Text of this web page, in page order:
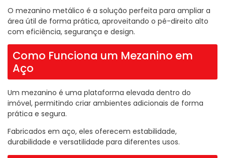
O mezanino metálico é a solução perfeita para ampliar a
área útil de forma prática, aproveitando o pé-direito alto
com eficiência, segurança e design.
Como Funciona um Mezanino em
Aço
Um mezanino é uma plataforma elevada dentro do
imóvel, permitindo criar ambientes adicionais de forma
prática e segura.
Fabricados em aço, eles oferecem estabilidade,
durabilidade e versatilidade para diferentes usos.